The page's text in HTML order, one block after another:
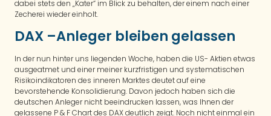
dabei stets den „Kater“ im Blick zu behalten, der einem nach einer
Zecherei wieder einholt.
DAX –Anleger bleiben gelassen
In der nun hinter uns liegenden Woche, haben die US- Aktien etwas
ausgeatmet und einer meiner kurzfristigen und systematischen
Risikoindikatoren des inneren Marktes deutet auf eine
bevorstehende Konsolidierung. Davon jedoch haben sich die
deutschen Anleger nicht beeindrucken lassen, was Ihnen der
gelassene P & F Chart des DAX deutlich zeigt. Noch nicht einmal ein